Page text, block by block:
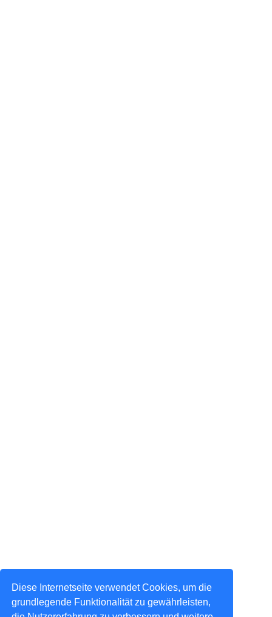
Diese Internetseite verwendet Cookies, um die
grundlegende Funktionalität zu gewährleisten,